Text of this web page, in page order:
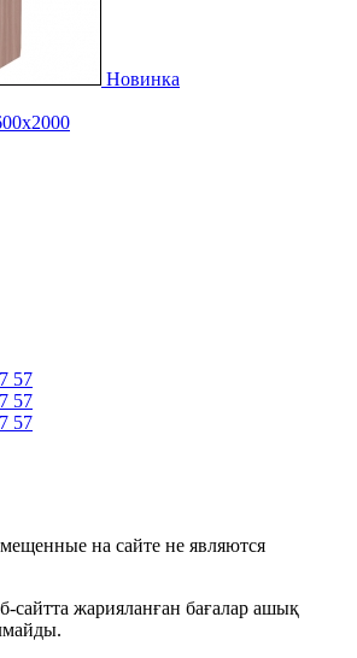
Новинка
57
57
57
на сайте не являются
сайтта жарияланған бағалар ашық